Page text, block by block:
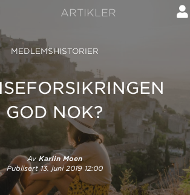
ARTIKLER
MEDLEMSHISTORIER
GOD NOK?
Av Karlin Moen
Publisert13. juni 2019 12:00